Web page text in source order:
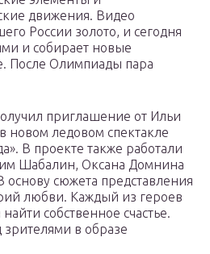
движения. Видео
России золото, и сегодня
и собирает новые
После Олимпиады пара
приглашение от Ильи
новом ледовом спектакле
В проекте также работали
Шабалин, Оксана Домнина
сюжета представления
любви. Каждый из героев
собственное счастье.
в образе